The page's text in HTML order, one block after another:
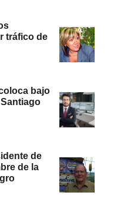
tráfico de
bajo
de
de la